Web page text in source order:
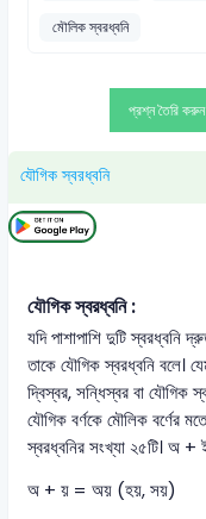
মৌলিক স্বরধ্বনি
প্রশ্ন তৈরি করুন
যৌগিক স্বরধ্বনি
যৌগিক স্বরধ্বনি :
যদি পাশাপাশি দুটি স্বরধ্বনি
তাকে যৌগিক স্বরধ্বনি
দ্বিস্বর, সন্ধিস্বর বা যৌগিক
যৌগিক বর্ণকে মৌলিক বর্ণের
স্বরধ্বনির সংখ্যা ২৫টি। অ
অ + য় = অয় (হয়, সয়)